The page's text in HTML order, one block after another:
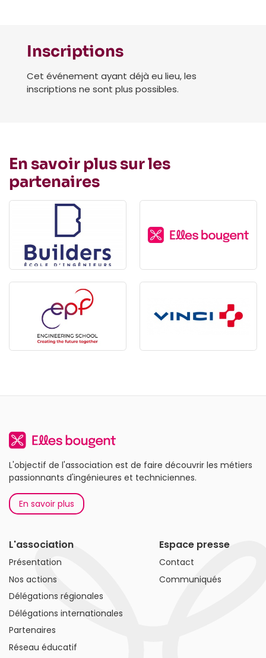
Inscriptions
Cet événement ayant déjà eu lieu, les
inscriptions ne sont plus possibles.
En savoir plus sur les
partenaires
L'objectif de l'association est de faire découvrir les métiers
passionnants d'ingénieures et techniciennes.
En savoir plus
L'association
Présentation
Nos actions
Délégations régionales
Délégations internationales
Partenaires
Réseau éducatif
Espace presse
Contact
Communiqués